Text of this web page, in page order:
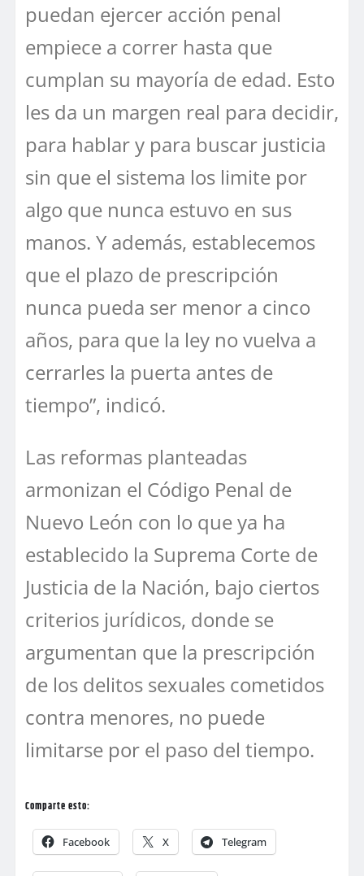
puedan ejercer acción penal
empiece a correr hasta que
cumplan su mayoría de edad. Esto
les da un margen real para decidir,
para hablar y para buscar justicia
sin que el sistema los limite por
algo que nunca estuvo en sus
manos. Y además, establecemos
que el plazo de prescripción
nunca pueda ser menor a cinco
años, para que la ley no vuelva a
cerrarles la puerta antes de
tiempo”, indicó.
Las reformas planteadas
armonizan el Código Penal de
Nuevo León con lo que ya ha
establecido la Suprema Corte de
Justicia de la Nación, bajo ciertos
criterios jurídicos, donde se
argumentan que la prescripción
de los delitos sexuales cometidos
contra menores, no puede
limitarse por el paso del tiempo.
Comparte esto:
Facebook X Telegram